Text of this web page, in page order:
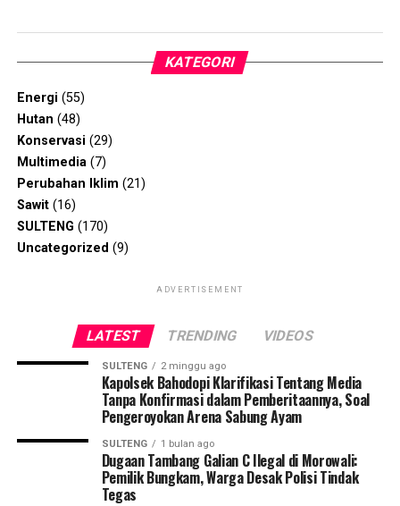
KATEGORI
Energi (55)
Hutan (48)
Konservasi (29)
Multimedia(7)
Perubahan Iklim (21)
Sawit(16)
SULTENG (170)
Uncategorized (9)
ADVERTISEMENT
LATEST TRENDING VIDEOS
SULTENG 2 minggu ago
Kapolsek Bahodopi Klarifikasi Tentang Media
Tanpa Konfirmasi dalam Pemberitaannya, Soal
Pengeroyokan Arena Sabung Ayam
SULTENG 1 bulan ago
Dugaan Tambang Galian C Ilegal di Morowali:
Pemilik Bungkam, Warga Desak Polisi Tindak
Tegas